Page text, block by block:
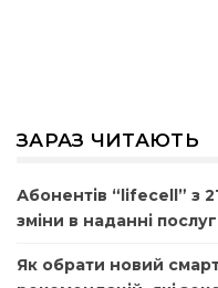
ЗАРАЗ ЧИТАЮТЬ
Абонентів “lifecell” з
зміни в наданні
Як обрати новий